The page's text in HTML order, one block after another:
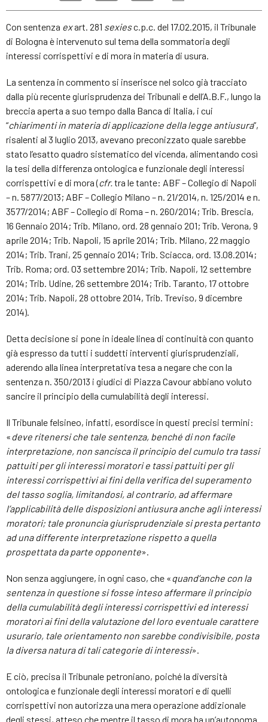
Con sentenza exart. 281 sexiesc.p.c. del 17.02.2015, il Tribunale
di Bologna è intervenuto sul tema della sommatoria degli
interessi corrispettivi e di mora in materia di usura.
La sentenza in commento si inserisce nel solco già tracciato
dalla più recente giurisprudenza dei Tribunali e dell’A.B.F., lungo la
breccia aperta a suo tempo dalla Banca di Italia, i cui
“chiarimenti in materia di applicazione della legge antiusura”,
risalenti al 3 luglio 2013, avevano preconizzato quale sarebbe
stato l’esatto quadro sistematico del vicenda, alimentando così
la tesi della differenza ontologica e funzionale degli interessi
corrispettivi e di mora (cfr.tra le tante: ABF – Collegio di Napoli
– n. 5877/2013; ABF – Collegio Milano – n. 21/2014, n. 125/2014 e n.
3577/2014; ABF – Collegio di Roma – n. 260/2014; Trib. Brescia,
16 Gennaio 2014; Trib. Milano, ord. 28 gennaio 201; Trib. Verona, 9
aprile 2014; Trib. Napoli, 15 aprile 2014; Trib. Milano, 22 maggio
2014; Trib. Trani, 25 gennaio 2014; Trib. Sciacca, ord. 13.08.2014;
Trib. Roma; ord. 03 settembre 2014; Trib. Napoli, 12 settembre
2014; Trib. Udine, 26 settembre 2014; Trib. Taranto, 17 ottobre
2014; Trib. Napoli, 28 ottobre 2014, Trib. Treviso, 9 dicembre
2014).
Detta decisione si pone in ideale linea di continuità con quanto
già espresso da tutti i suddetti interventi giurisprudenziali,
aderendo alla linea interpretativa tesa a negare che con la
sentenza n. 350/2013 i giudici di Piazza Cavour abbiano voluto
sancire il principio della cumulabilità degli interessi.
Il Tribunale felsineo, infatti, esordisce in questi precisi termini:
«deve ritenersi che tale sentenza, benché di non facile
interpretazione, non sancisca il principio del cumulo tra tassi
pattuiti per gli interessi moratori e tassi pattuiti per gli
interessi corrispettivi ai fini della verifica del superamento
del tasso soglia, limitandosi, al contrario, ad affermare
l’applicabilità delle disposizioni antiusura anche agli interessi
moratori; tale pronuncia giurisprudenziale si presta pertanto
ad una differente interpretazione rispetto a quella
prospettata da parte opponente».
Non senza aggiungere, in ogni caso, che «quand’anche con la
sentenza in questione si fosse inteso affermare il principio
della cumulabilità degli interessi corrispettivi ed interessi
moratori ai fini della valutazione del loro eventuale carattere
usurario, tale orientamento non sarebbe condivisibile, posta
la diversa natura di tali categorie di interessi».
E ciò, precisa il Tribunale petroniano, poiché la diversità
ontologica e funzionale degli interessi moratori e di quelli
corrispettivi non autorizza una mera operazione addizionale
degli stessi, atteso che mentre il tasso di mora ha un’autonoma